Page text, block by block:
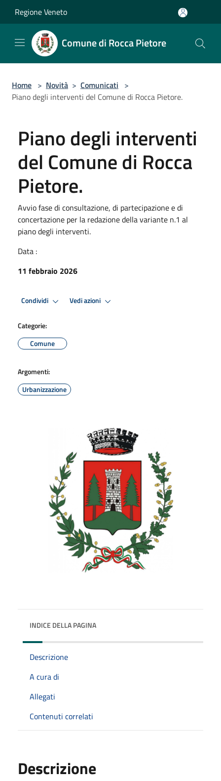
Regione Veneto
Comune di Rocca Pietore
Home > Novità > Comunicati >
Piano degli interventi del Comune di Rocca Pietore.
Piano degli interventi
del Comune di Rocca
Pietore.
Avvio fase di consultazione, di partecipazione e di
concertazione per la redazione della variante n.1 al
piano degli interventi.
Data :
11 febbraio 2026
Condividi Vedi azioni
Categorie:
Comune
Argomenti:
Urbanizzazione
INDICE DELLA PAGINA
Descrizione
A cura di
Allegati
Contenuti correlati
Descrizione